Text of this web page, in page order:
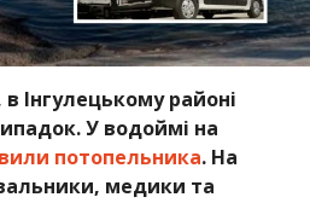
Інгулецькому районі
У водоймі на
потопельника. На
медики та